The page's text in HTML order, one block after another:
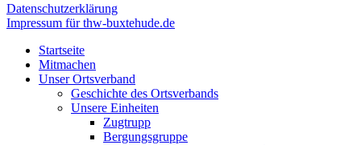
Datenschutzerklärung
Impressum für thw-buxtehude.de
Startseite
Mitmachen
Unser Ortsverband
Geschichte des Ortsverbands
Unsere Einheiten
Zugtrupp
Bergungsgruppe